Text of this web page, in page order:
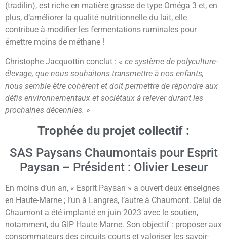
(tradilin), est riche en matière grasse de type Oméga 3 et, en
plus, d’améliorer la qualité nutritionnelle du lait, elle
contribue à modifier les fermentations ruminales pour
émettre moins de méthane !
Christophe Jacquottin conclut : « ce système de polyculture-
élevage, que nous souhaitons transmettre à nos enfants,
nous semble être cohérent et doit permettre de répondre aux
défis environnementaux et sociétaux à relever durant les
prochaines décennies. »
Trophée du projet collectif :
SAS Paysans Chaumontais pour Esprit
Paysan – Président : Olivier Leseur
En moins d’un an, « Esprit Paysan » a ouvert deux enseignes
en Haute-Marne ; l’un à Langres, l’autre à Chaumont. Celui de
Chaumont a été implanté en juin 2023 avec le soutien,
notamment, du GIP Haute-Marne. Son objectif : proposer aux
consommateurs des circuits courts et valoriser les savoir-